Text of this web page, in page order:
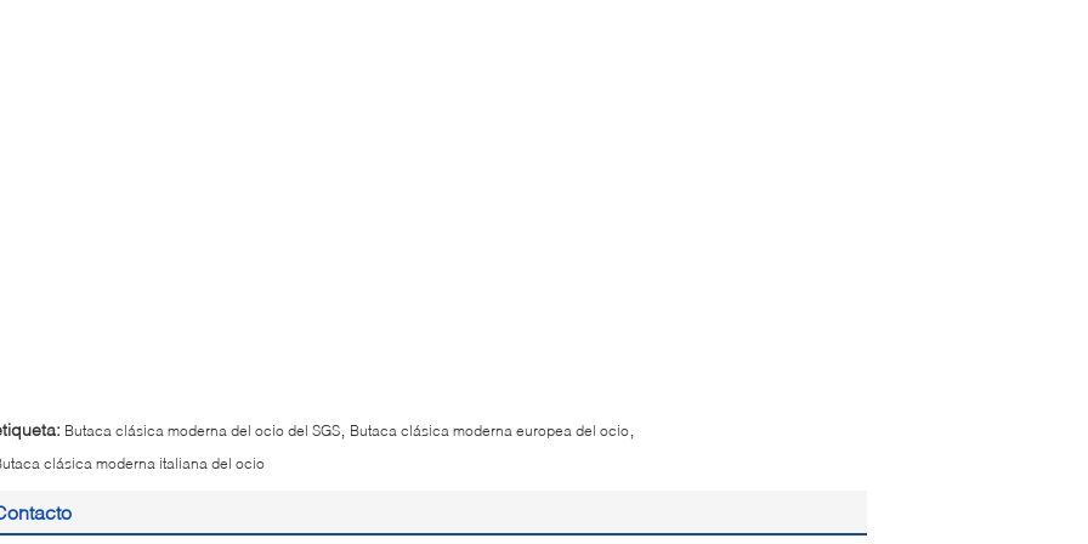
Butaca clásica moderna del ocio del SGS Butaca clásica moderna europea del ocio
clásica moderna italiana del ocio